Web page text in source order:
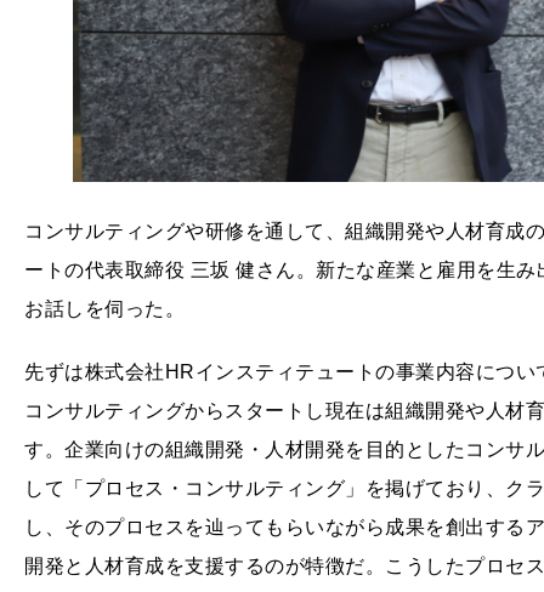
コンサルティングや研修を通して、組織開発や人材育成
ートの代表取締役 三坂 健さん。新たな産業と雇用を生
お話しを伺った。
先ずは株式会社HRインスティテュートの事業内容につ
コンサルティングからスタートし現在は組織開発や人材
す。企業向けの組織開発・人材開発を目的としたコンサ
して「プロセス・コンサルティング」を掲げており、ク
し、そのプロセスを辿ってもらいながら成果を創出する
開発と人材育成を支援するのが特徴だ。こうしたプロセ